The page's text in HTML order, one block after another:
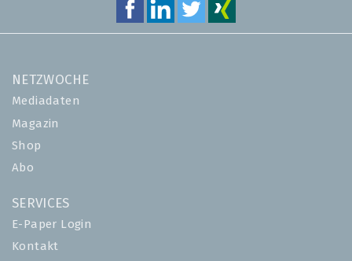
NETZWOCHE
Mediadaten
Magazin
Shop
Abo
SERVICES
E-Paper Login
Kontakt